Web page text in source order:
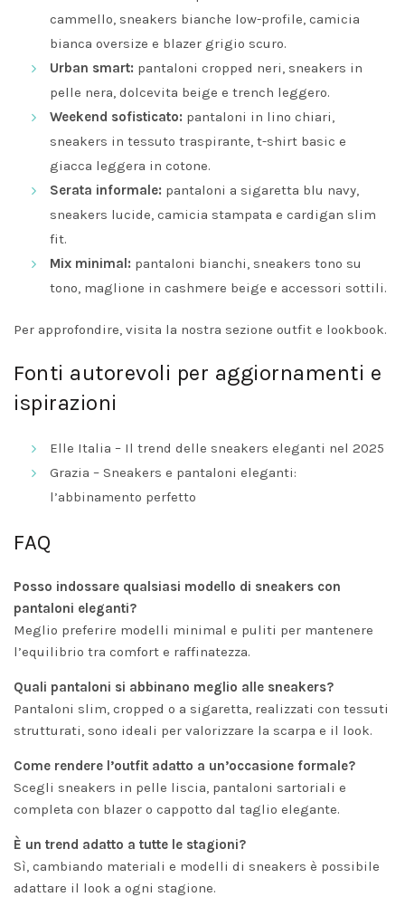
cammello, sneakers bianche low-profile, camicia
bianca oversize e blazer grigio scuro.
Urban smart: pantaloni cropped neri, sneakers in
pelle nera, dolcevita beige e trench leggero.
Weekend sofisticato: pantaloni in lino chiari,
sneakers in tessuto traspirante, t-shirt basic e
giacca leggera in cotone.
Serata informale: pantaloni a sigaretta blu navy,
sneakers lucide, camicia stampata e cardigan slim
fit.
Mix minimal: pantaloni bianchi, sneakers tono su
tono, maglione in cashmere beige e accessori sottili.
Per approfondire, visita la nostra sezione outfit e lookbook.
Fonti autorevoli per aggiornamenti e
ispirazioni
Elle Italia – Il trend delle sneakers eleganti nel 2025
Grazia – Sneakers e pantaloni eleganti:
l’abbinamento perfetto
FAQ
Posso indossare qualsiasi modello di sneakers con
pantaloni eleganti?
Meglio preferire modelli minimal e puliti per mantenere
l’equilibrio tra comfort e raffinatezza.
Quali pantaloni si abbinano meglio alle sneakers?
Pantaloni slim, cropped o a sigaretta, realizzati con tessuti
strutturati, sono ideali per valorizzare la scarpa e il look.
Come rendere l’outfit adatto a un’occasione formale?
Scegli sneakers in pelle liscia, pantaloni sartoriali e
completa con blazer o cappotto dal taglio elegante.
È un trend adatto a tutte le stagioni?
Sì, cambiando materiali e modelli di sneakers è possibile
adattare il look a ogni stagione.